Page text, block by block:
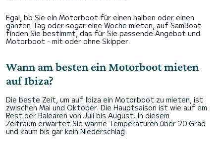
Egal, bb Sie ein Motorboot für einen halben oder einen
ganzen Tag oder sogar eine Woche mieten, auf SamBoat
finden Sie bestimmt, das für Sie passende Angebot und
Motorboot - mit oder ohne Skipper.
Wann am besten ein Motorboot mieten
auf Ibiza?
Die beste Zeit, um auf Ibiza ein Motorboot zu mieten, ist
zwischen Mai und Oktober. Die Hauptsaison ist wie auf em
Rest der Balearen von Juli bis August. In diesem
Zeitraum erwartet Sie warme Temperaturen über 20 Grad
und kaum bis gar kein Niederschlag.